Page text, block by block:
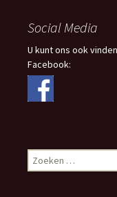
Social Media
U kunt ons ook
Facebook:
Zoeken
naar: